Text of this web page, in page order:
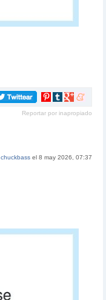
Compartir
Pinterest
Compartir
tumblr
Compartir
Google+
Compartir
meneame
Reportar por inapropiado
chuckbass el 8 may 2026, 07:37